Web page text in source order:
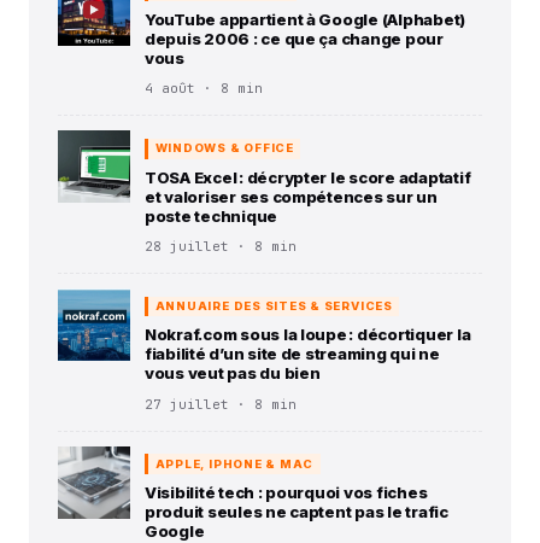
YouTube appartient à Google (Alphabet)
depuis 2006 : ce que ça change pour
vous
4 août · 8 min
WINDOWS & OFFICE
TOSA Excel : décrypter le score adaptatif
et valoriser ses compétences sur un
poste technique
28 juillet · 8 min
ANNUAIRE DES SITES & SERVICES
Nokraf.com sous la loupe : décortiquer la
fiabilité d’un site de streaming qui ne
vous veut pas du bien
27 juillet · 8 min
APPLE, IPHONE & MAC
Visibilité tech : pourquoi vos fiches
produit seules ne captent pas le trafic
Google